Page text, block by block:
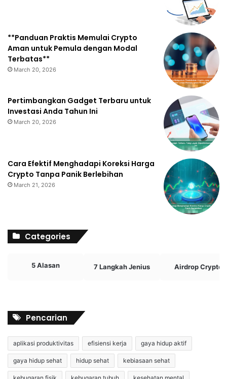
**Panduan Praktis Memulai Crypto
Aman untuk Pemula dengan Modal
Terbatas**
March 20, 2026
Pertimbangkan Gadget Terbaru untuk
Investasi Anda Tahun Ini
March 20, 2026
Cara Efektif Menghadapi Koreksi Harga
Crypto Tanpa Panik Berlebihan
March 21, 2026
Categories
5 Alasan 7 Langkah Jenius Airdrop Crypto
Pencarian
aplikasi produktivitas efisiensi kerja gaya hidup aktif
gaya hidup sehat hidup sehat kebiasaan sehat